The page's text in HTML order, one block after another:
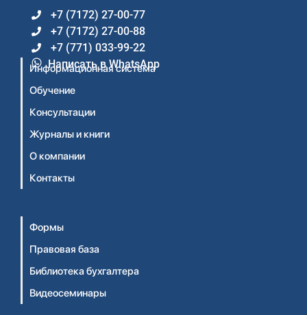
+7 (7172) 27-00-77
+7 (7172) 27-00-88
+7 (771) 033-99-22
Написать в WhatsApp
Информационная система
Обучение
Консультации
Журналы и книги
О компании
Контакты
Формы
Правовая база
Библиотека бухгалтера
Видеосеминары